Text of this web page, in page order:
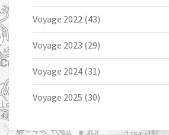
Voyage 2022 (43)
Voyage 2023 (29)
Voyage 2024 (31)
Voyage 2025 (30)